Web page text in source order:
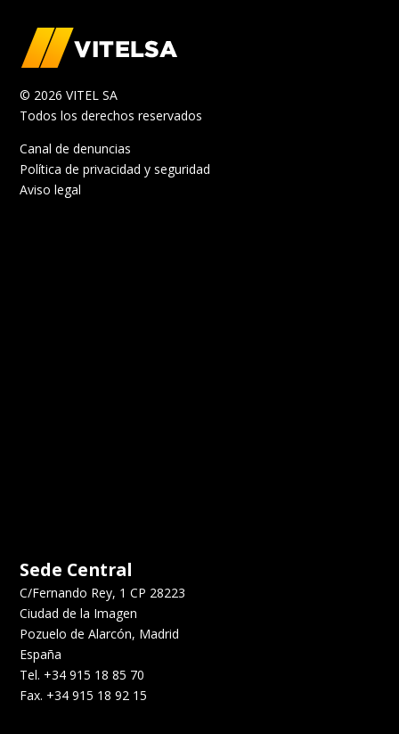
© 2026 VITEL SA
Todos los derechos reservados
Canal de denuncias
Política de privacidad y seguridad
Aviso legal
Sede Central
C/Fernando Rey, 1 CP 28223
Ciudad de la Imagen
Pozuelo de Alarcón, Madrid
España
Tel. +34 915 18 85 70
Fax. +34 915 18 92 15